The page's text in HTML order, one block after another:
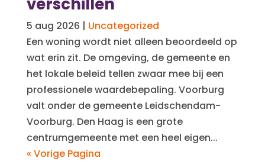
5 aug 2026 | Uncategorized
Een woning wordt niet alleen beoordeeld op
wat erin zit. De omgeving, de gemeente en
het lokale beleid tellen zwaar mee bij een
professionele waardebepaling. Voorburg
valt onder de gemeente Leidschendam-
Voorburg. Den Haag is een grote
centrumgemeente met een heel eigen...
« Vorige Pagina